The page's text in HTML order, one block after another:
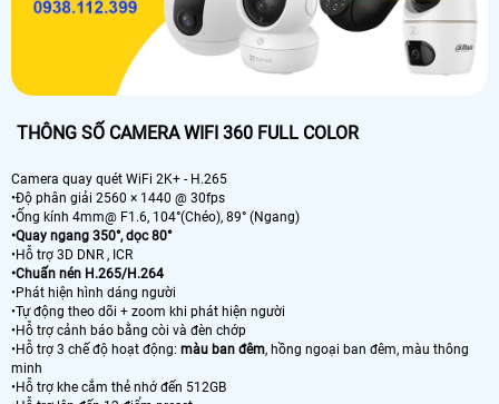
THÔNG SỐ CAMERA WIFI 360 FULL COLOR
Camera quay quét WiFi 2K+ - H.265
•Độ phân giải 2560 × 1440 @ 30fps
•Ống kính 4mm@ F1.6, 104°(Chéo), 89° (Ngang)
•Quay ngang 350°, dọc 80°
•Hỗ trợ 3D DNR , ICR
•Chuấn nén H.265/H.264
•Phát hiện hình dáng người
•Tự động theo dõi + zoom khi phát hiện người
•Hỗ trợ cảnh báo bằng còi và đèn chớp
•Hỗ trợ 3 chế độ hoạt động: màu ban đêm, hồng ngoại ban đêm, màu thông
minh
•Hỗ trợ khe cắm thẻ nhớ đến 512GB